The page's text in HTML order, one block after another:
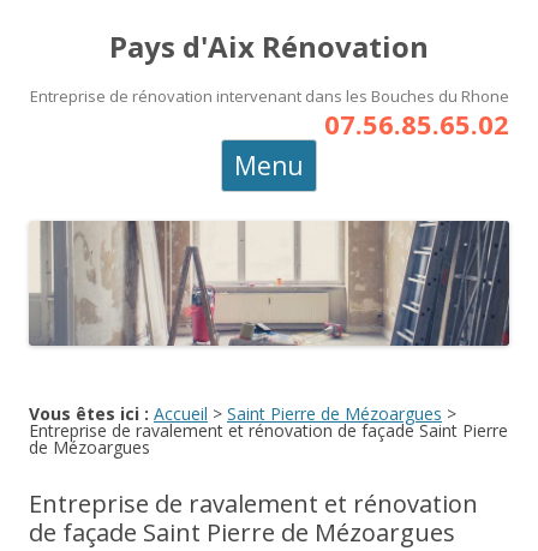
Pays d'Aix Rénovation
Entreprise de rénovation intervenant dans les Bouches du Rhone
07.56.85.65.02
Menu
Vous êtes ici : Accueil > Saint Pierre de Mézoargues >
Entreprise de ravalement et rénovation de façade Saint Pierre
de Mézoargues
Entreprise de ravalement et rénovation
de façade Saint Pierre de Mézoargues